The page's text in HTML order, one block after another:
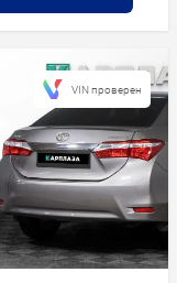
VIN проверен